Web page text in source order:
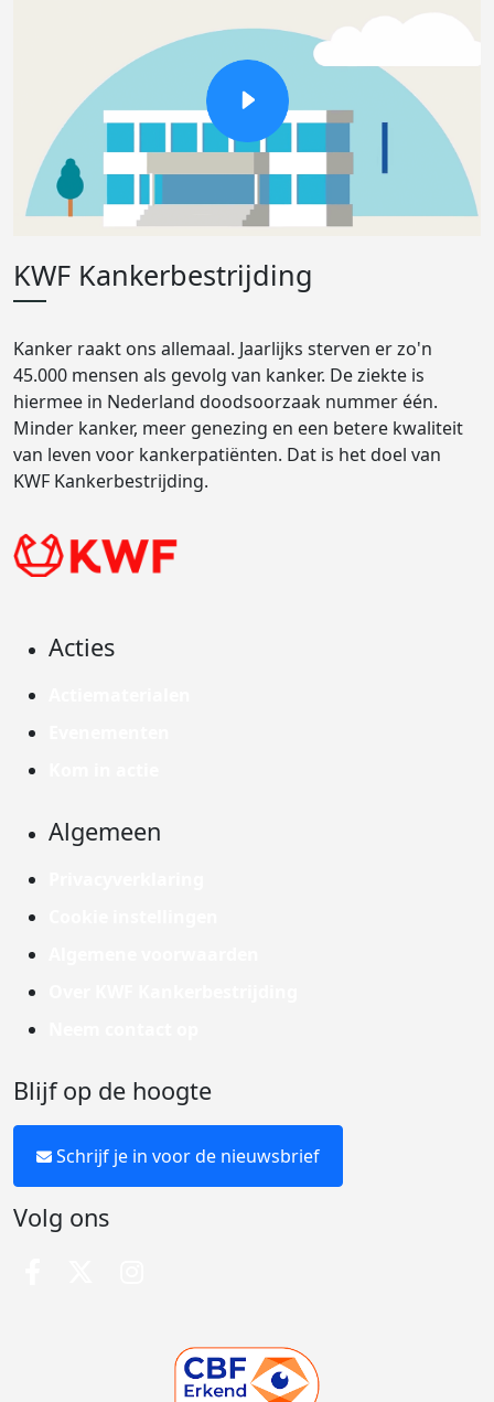
KWF Kankerbestrijding
Kanker raakt ons allemaal. Jaarlijks sterven er zo'n
45.000 mensen als gevolg van kanker. De ziekte is
hiermee in Nederland doodsoorzaak nummer één.
Minder kanker, meer genezing en een betere kwaliteit
van leven voor kankerpatiënten. Dat is het doel van
KWF Kankerbestrijding.
Acties
Algemeen
Blijf op de hoogte
Schrijf je in voor de nieuwsbrief
Volg ons